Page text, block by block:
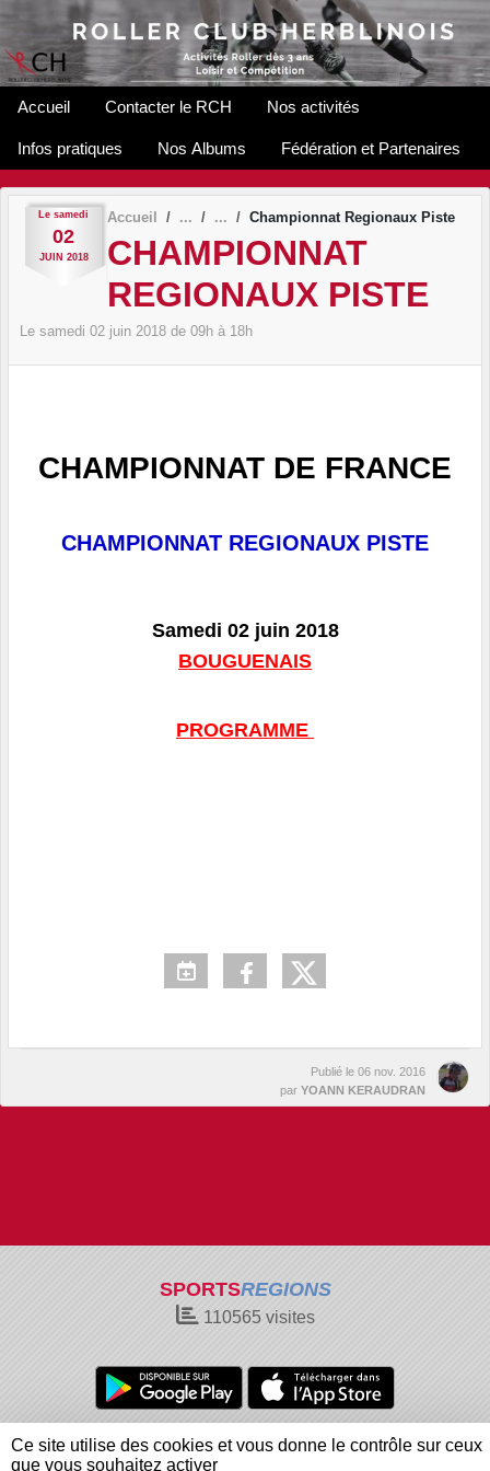
Accueil Contacter le RCH Nos activités
Infos pratiques Nos Albums Fédération et Partenaires
Le samedi
02
JUIN 2018
Accueil Championnat Regionaux Piste
CHAMPIONNAT
REGIONAUX PISTE
Le samedi 02 juin 2018 de 09h à 18h
CHAMPIONNAT DE FRANCE
CHAMPIONNAT REGIONAUX PISTE
Samedi 02 juin 2018
BOUGUENAIS
PROGRAMME
Publié le 06 nov. 2016
par YOANN KERAUDRAN
SPORTSREGIONS
110565 visites
Charte cookies
Gestion des cookies
Informations légales
Signaler un contenu inapproprié
Panneau de gestion des cookies
Ce site utilise des cookies et vous donne le contrôle sur ceux
que vous souhaitez activer